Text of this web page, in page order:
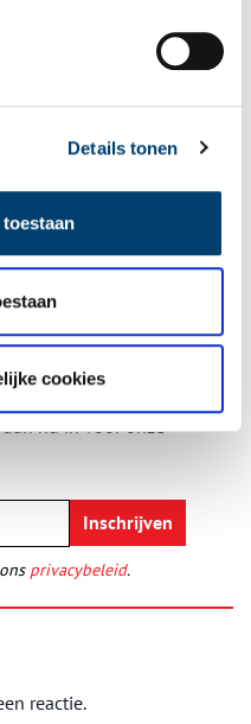
Details tonen
cookies
plannen voor de bouw van
mevrouw Van Waterland
neerslag rekening
mooiste verhalen en het
nu in voor onze
privacybeleid.
reactie.